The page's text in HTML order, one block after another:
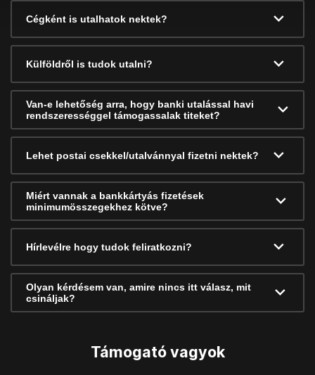
Cégként is utalhatok nektek?
Külföldről is tudok utalni?
Van-e lehetőség arra, hogy banki utalással havi
rendszerességgel támogassalak titeket?
Lehet postai csekkel/utalvánnyal fizetni nektek?
Miért vannak a bankkártyás fizetések
minimumösszegekhez kötve?
Hírlevélre hogy tudok feliratkozni?
Olyan kérdésem van, amire nincs itt válasz, mit
csináljak?
Támogató vagyok